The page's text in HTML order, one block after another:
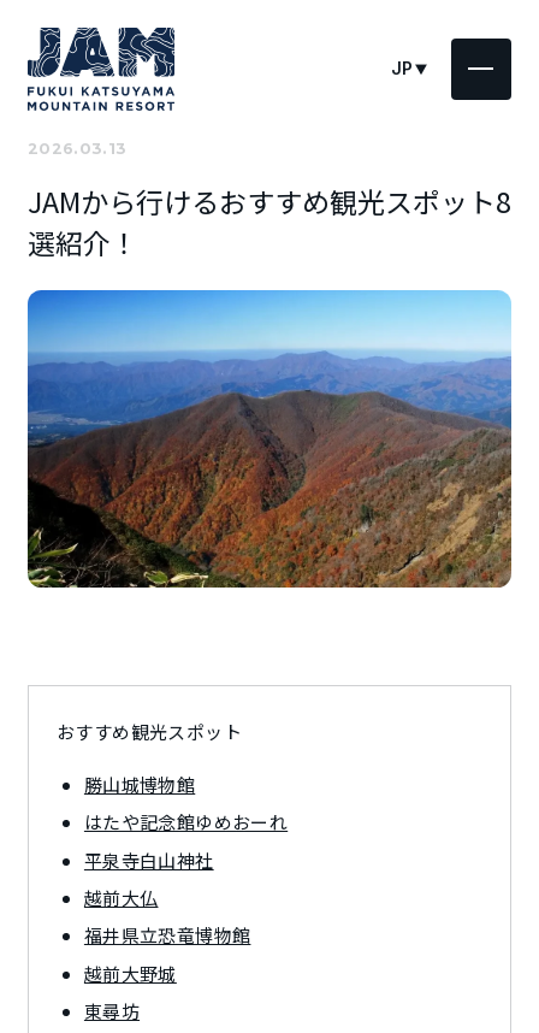
JP
2026.03.13
JAMから行けるおすすめ観光スポット8
選紹介！
おすすめ観光スポット
勝山城博物館
はたや記念館ゆめおーれ
平泉寺白山神社
越前大仏
福井県立恐竜博物館
越前大野城
東尋坊